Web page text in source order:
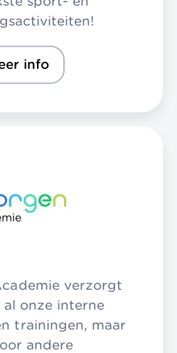
info
verzorgt
al onze interne
trainingen, maar
andere